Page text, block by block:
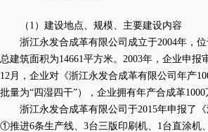
（ 1）建设地点、规模、主要建设内容
浙江永发合成革有限公司成立于2004年，
总建筑面积为14661平方米。2003年，企业申
12月，企业对《浙江永发合成革有限公司年产
批量为“四湿四干”），企业拥有年产合成革1000
浙江永发合成革有限公司于2015年申报了
①推进6条生产线、3台三版印刷机、1台直涂机